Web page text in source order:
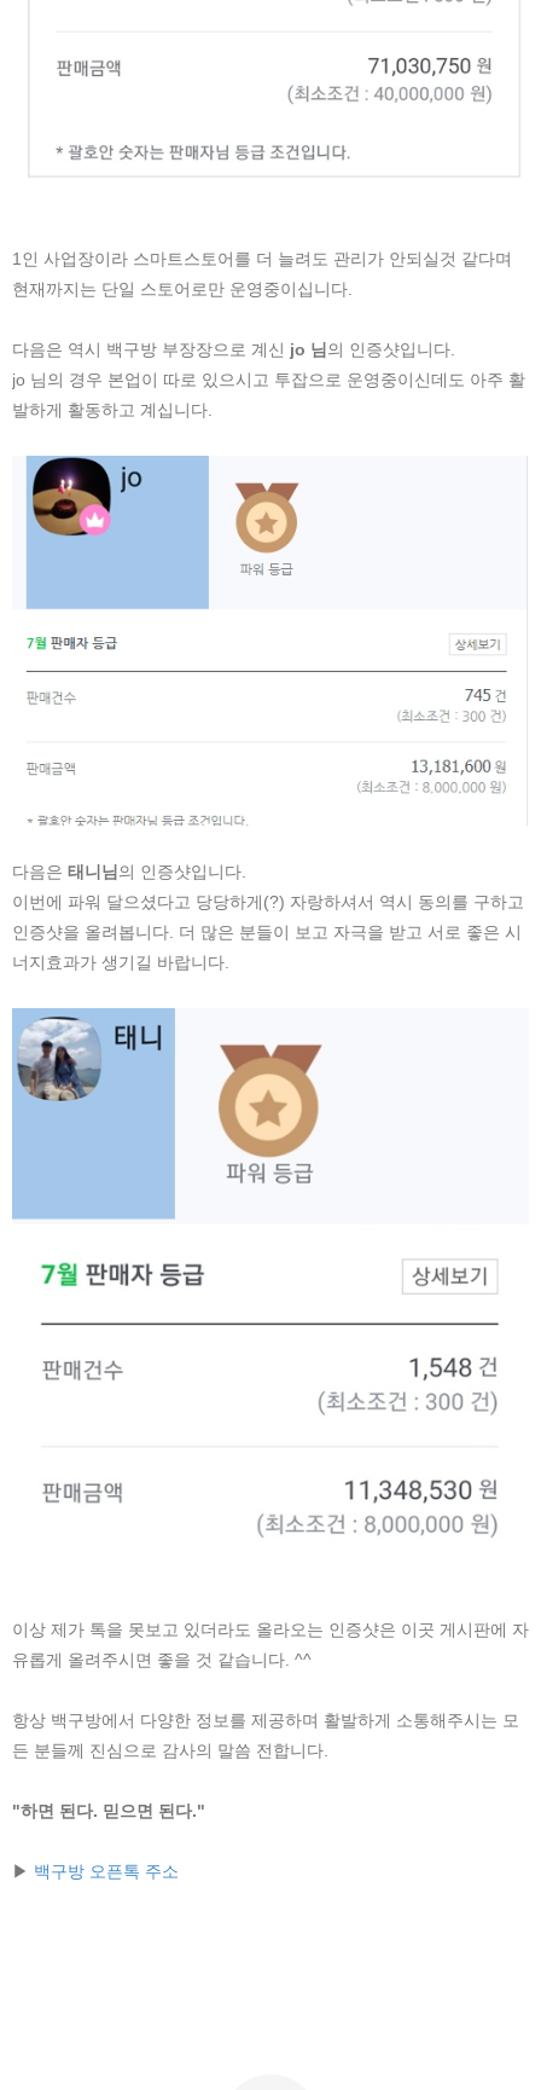
1인 사업장이라 스마트스토어를 더 늘려도 관리가 안되실것 같다며
현재까지는 단일 스토어로만 운영중이십니다.
다음은 역시 백구방 부장장으로 계신 jo 님 의 인증샷입니다.
jo 님의 경우 본업이 따로 있으시고 투잡으로 운영중이신데도 아주 활
발하게 활동하고 계십니다.
다음은 태니님 의 인증샷입니다.
이번에 파워 달으셨다고 당당하게(?) 자랑하셔서 역시 동의를 구하고
인증샷을 올려봅니다. 더 많은 분들이 보고 자극을 받고 서로 좋은 시
너지효과가 생기길 바랍니다.
이상 제가 톡을 못보고 있더라도 올라오는 인증샷은 이곳 게시판에 자
유롭게 올려주시면 좋을 것 같습니다. ^^
항상 백구방에서 다양한 정보를 제공하며 활발하게 소통해주시는 모
든 분들께 진심으로 감사의 말씀 전합니다.
"하면 된다. 믿으면 된다."
▶ 백구방 오픈톡 주소